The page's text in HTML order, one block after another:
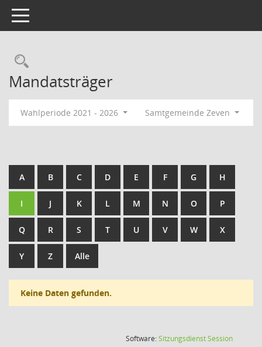
Toggle navigation
Rechercheauswahl
Mandatsträger
Wahlperiode 2021 - 2026 Samtgemeinde Zeven
A B C D E F G H
I J K L M N O P
Q R S T U V W X
Y Z Alle
Keine Daten gefunden.
Software:SitzungsdienstSession(Wird in